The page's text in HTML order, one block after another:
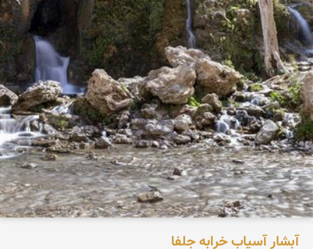
آبشار آسیاب خرابه جلفا